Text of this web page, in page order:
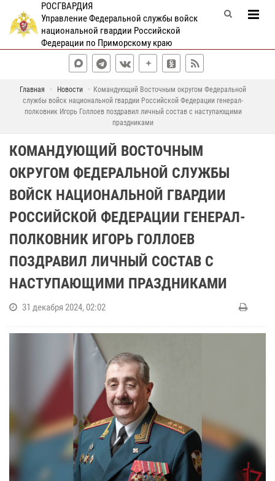
РОСГВАРДИЯ
Управление Федеральной службы войск
национальной гвардии Российской
Федерации по Приморскому краю
Главная Новости
Командующий Восточным округом Федеральной
службы войск национальной гвардии Российской Федерации генерал-
полковник Игорь Голлоев поздравил личный состав с наступающими
праздниками
КОМАНДУЮЩИЙ ВОСТОЧНЫМ
ОКРУГОМ ФЕДЕРАЛЬНОЙ СЛУЖБЫ
ВОЙСК НАЦИОНАЛЬНОЙ ГВАРДИИ
РОССИЙСКОЙ ФЕДЕРАЦИИ ГЕНЕРАЛ-
ПОЛКОВНИК ИГОРЬ ГОЛЛОЕВ
ПОЗДРАВИЛ ЛИЧНЫЙ СОСТАВ С
НАСТУПАЮЩИМИ ПРАЗДНИКАМИ
31 декабря 2024, 02:02